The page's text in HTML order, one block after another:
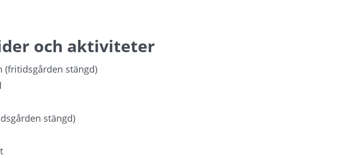
och aktiviteter
(fritidsgården stängd)
stängd)